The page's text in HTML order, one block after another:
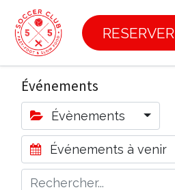
RESERVER
Événements
Évènements
Événements à venir